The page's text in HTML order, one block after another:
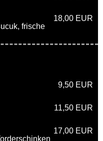
18,00 EUR
frische
9,50 EUR
11,50 EUR
17,00 EUR